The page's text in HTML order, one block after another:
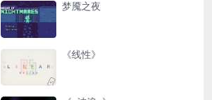
梦魇之夜
《线性》